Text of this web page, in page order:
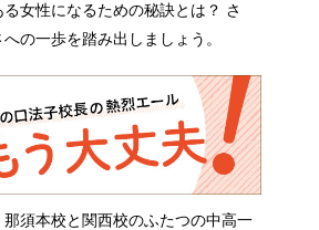
女性になるための秘訣とは？ さ
の一歩を踏み出しましょう。
須本校と関西校のふたつの中高一